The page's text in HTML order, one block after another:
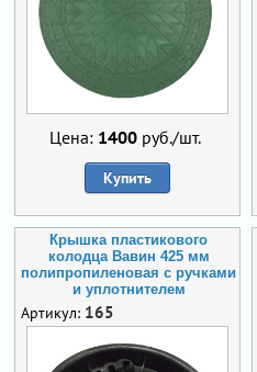
Цена: 1400руб./шт.
Купить
Крышка пластикового
колодца Вавин 425 мм
полипропиленовая с ручками
и уплотнителем
Артикул: 165